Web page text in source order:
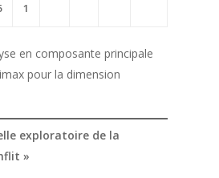
1
en composante principale
pour la dimension
exploratoire de la
»